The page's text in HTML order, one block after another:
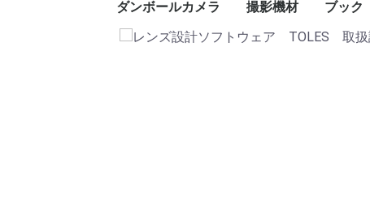
ダンボールカメラ 撮影機材 ブック